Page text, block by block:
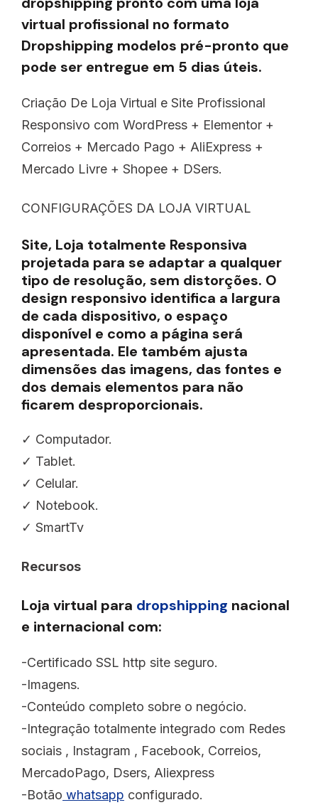
virtual profissional no formato
Dropshipping modelos pré-pronto que
pode ser entregue em 5 dias úteis.
Criação De Loja Virtual e Site Profissional
Responsivo com WordPress + Elementor +
Correios + Mercado Pago + AliExpress +
Mercado Livre + Shopee + DSers.
CONFIGURAÇÕES DA LOJA VIRTUAL
Site, Loja totalmente Responsiva
projetada para se adaptar a qualquer
tipo de resolução, sem distorções. O
design responsivo identifica a largura
de cada dispositivo, o espaço
disponível e como a página será
apresentada. Ele também ajusta
dimensões das imagens, das fontes e
dos demais elementos para não
ficarem desproporcionais.
✓ Computador.
✓ Tablet.
✓ Celular.
✓ Notebook.
✓ SmartTv
Recursos
Loja virtual para dropshipping nacional
e internacional com:
-Certificado SSL http site seguro.
-Imagens.
-Conteúdo completo sobre o negócio.
-Integração totalmente integrado com Redes
sociais , Instagram , Facebook, Correios,
MercadoPago, Dsers, Aliexpress
-Botão whatsapp configurado.